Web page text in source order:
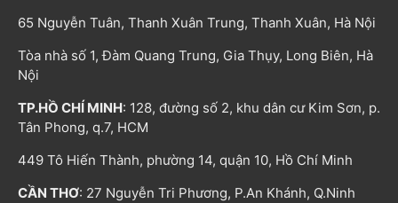
65 Nguyễn Tuân, Thanh Xuân Trung, Thanh Xuân, Hà Nội
Tòa nhà số 1, Đàm Quang Trung, Gia Thụy, Long Biên, Hà
Nội
TP.HỒ CHÍ MINH: 128, đường số 2, khu dân cư Kim Sơn, p.
Tân Phong, q.7, HCM
449 Tô Hiến Thành, phường 14, quận 10, Hồ Chí Minh
CẦN THƠ: 27 Nguyễn Tri Phương, P.An Khánh, Q.Ninh